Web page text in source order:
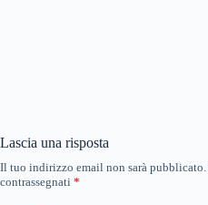
Lascia una risposta
Il tuo indirizzo email non sarà pubblicato.
contrassegnati *